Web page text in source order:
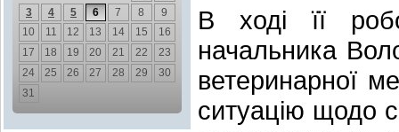
3
4 5 6 7 8
9
10
11 12 13 14 15
16
17
18 19 20 21 22
23
24
25 26 27 28 29
30
31
В ході її
начальника
ветеринарної
ситуацію щодо